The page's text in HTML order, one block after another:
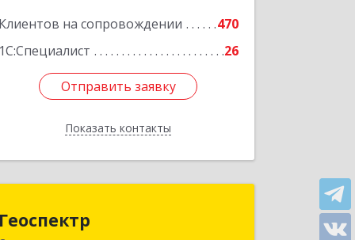
Клиентов на сопровождении
470
1С:Специалист
26
Отправить заявку
Показать контакты
Отправить заявку
Назад
Геоспектр